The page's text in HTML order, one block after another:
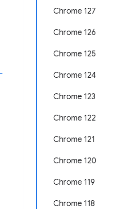
Chrome 127
Chrome 126
Chrome 125
Chrome 124
Chrome 123
Chrome 122
Chrome 121
Chrome 120
Chrome 119
Chrome 118